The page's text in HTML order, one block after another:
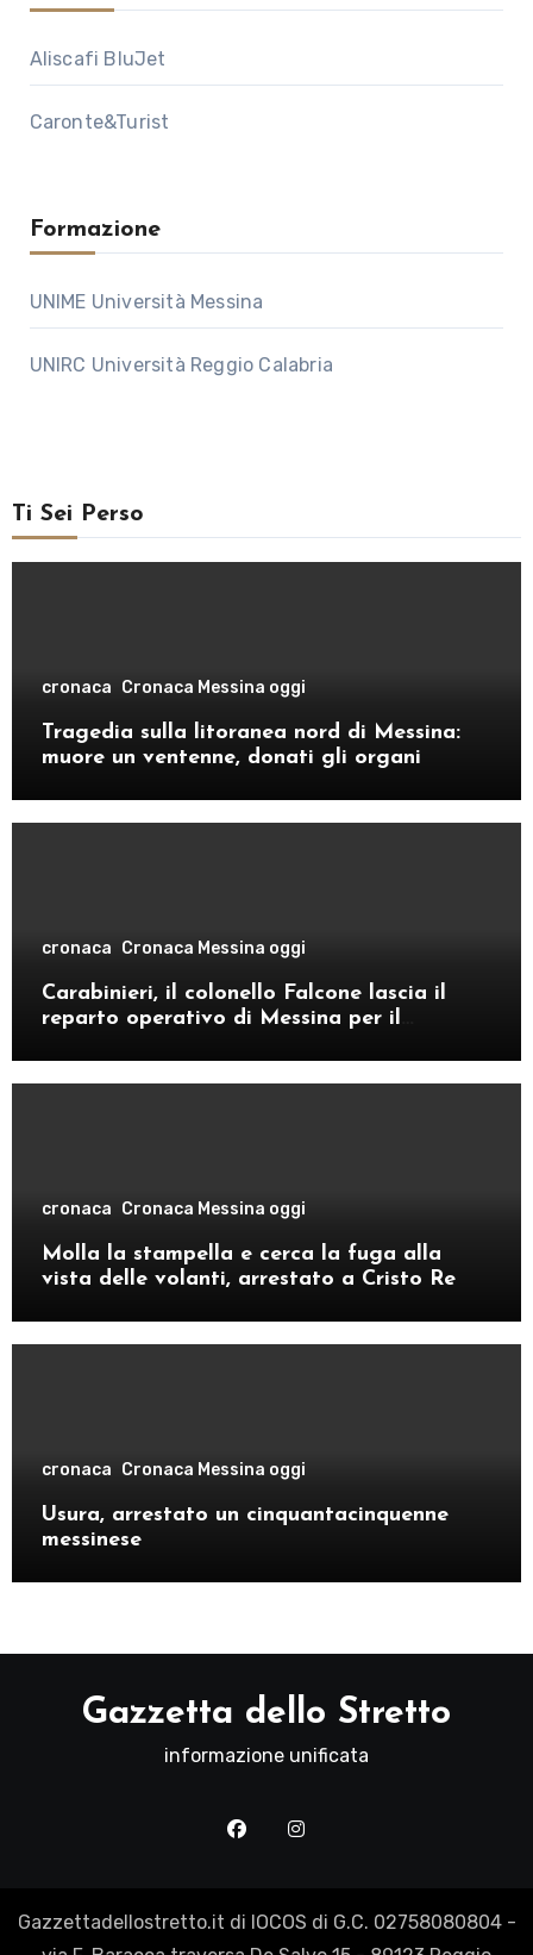
Aliscafi BluJet
Caronte&Turist
Formazione
UNIME Università Messina
UNIRC Università Reggio Calabria
Ti Sei Perso
cronaca Cronaca Messina oggi
Tragedia sulla litoranea nord di Messina:
muore un ventenne, donati gli organi
cronaca Cronaca Messina oggi
Carabinieri, il colonello Falcone lascia il
reparto operativo di Messina per il
cronaca Cronaca Messina oggi
Molla la stampella e cerca la fuga alla
vista delle volanti, arrestato a Cristo Re
cronaca Cronaca Messina oggi
Usura, arrestato un cinquantacinquenne
messinese
Gazzetta dello Stretto
informazione unificata
Gazzettadellostretto.it di IOCOS di G.C. 02758080804 -